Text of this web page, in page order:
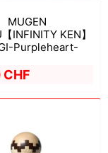
MUGEN
INFINITY KEN】
Purpleheart-